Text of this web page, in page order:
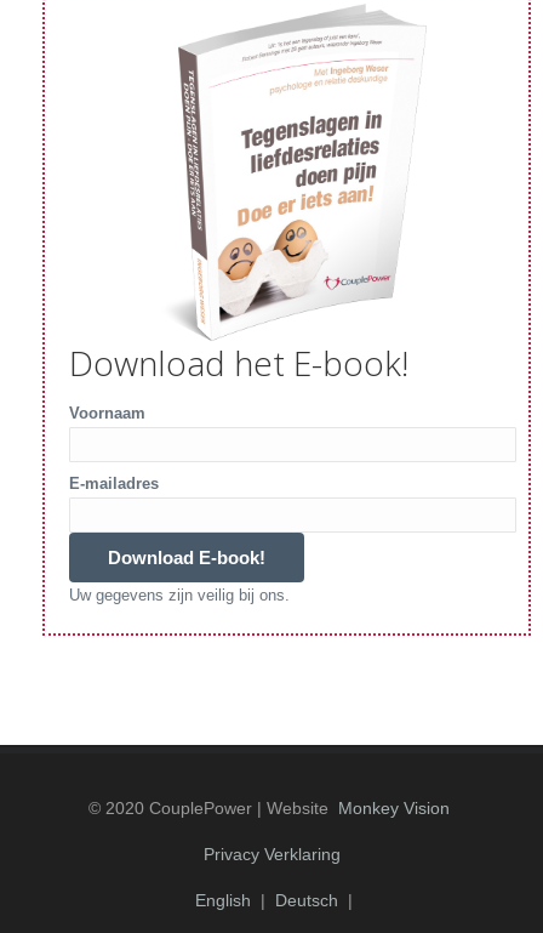
Download het E-book!
Voornaam
E-mailadres
Uw gegevens zijn veilig bij ons.
© 2020 CouplePower | Website Monkey Vision
Privacy Verklaring
English | Deutsch |